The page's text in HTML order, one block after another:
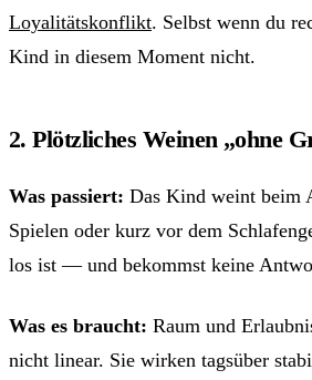
Loyalitätskonflikt. Selbst wenn du
Kind in diesem Moment nicht.
2. Plötzliches Weinen „ohne
Was passiert: Das Kind weint beim
Spielen oder kurz vor dem
los ist — und bekommst keine
Was es braucht: Raum und
nicht linear. Sie wirken tagsüber